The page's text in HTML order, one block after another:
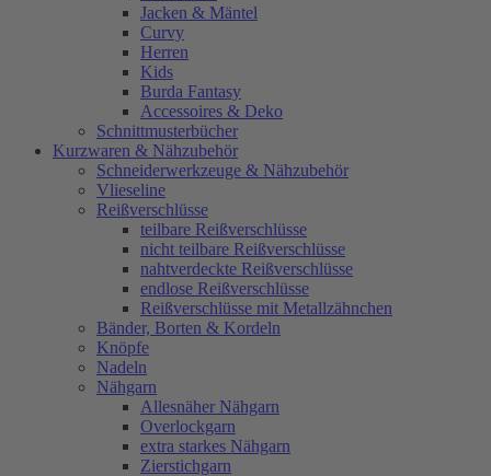
Jacken & Mäntel
Curvy
Herren
Kids
Burda Fantasy
Accessoires & Deko
Schnittmusterbücher
Kurzwaren & Nähzubehör
Schneiderwerkzeuge & Nähzubehör
Vlieseline
Reißverschlüsse
teilbare Reißverschlüsse
nicht teilbare Reißverschlüsse
nahtverdeckte Reißverschlüsse
endlose Reißverschlüsse
Reißverschlüsse mit Metallzähnchen
Bänder, Borten & Kordeln
Knöpfe
Nadeln
Nähgarn
Allesnäher Nähgarn
Overlockgarn
extra starkes Nähgarn
Zierstichgarn